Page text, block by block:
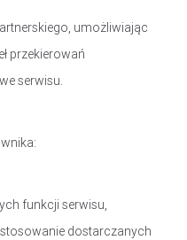
umożliwiając
przekierowań
serwisu.
funkcji serwisu,
dostarczanych